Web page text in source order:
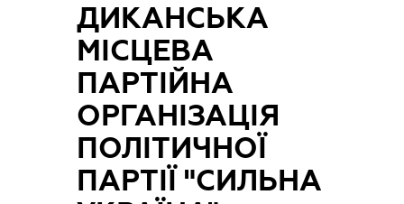
ДИКАНСЬКА
МІСЦЕВА
ПАРТІЙНА
ОРГАНІЗАЦІЯ
ПОЛІТИЧНОЇ
ПАРТІЇ "СИЛЬНА